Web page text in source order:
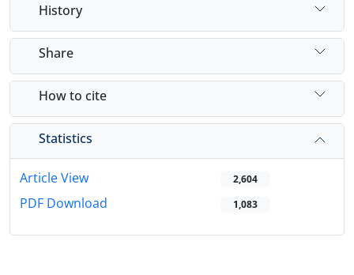
History
Share
How to cite
Statistics
Article View 2,604
PDF Download 1,083